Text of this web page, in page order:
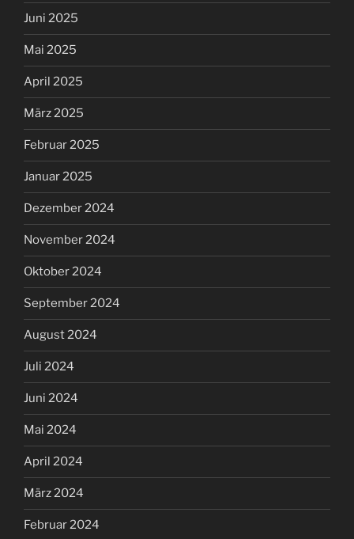
Juni 2025
Mai 2025
April 2025
März 2025
Februar 2025
Januar 2025
Dezember 2024
November 2024
Oktober 2024
September 2024
August 2024
Juli 2024
Juni 2024
Mai 2024
April 2024
März 2024
Februar 2024